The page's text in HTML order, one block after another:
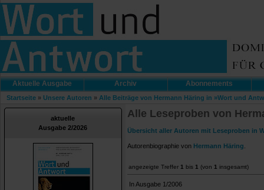
Aktuelle Ausgabe Archiv Abonnements
Startseite » Unsere Autoren » Alle Beiträge von Hermann Häring in »Wort und
aktuelle
Ausgabe 2/2026
Alle Leseproben von
Übersicht aller Autoren mit Leseproben in
Autorenbiographie von Hermann Häring
angezeigte Treffer 1 bis 1 (von 1 insgesamt)
In Ausgabe 1/2006